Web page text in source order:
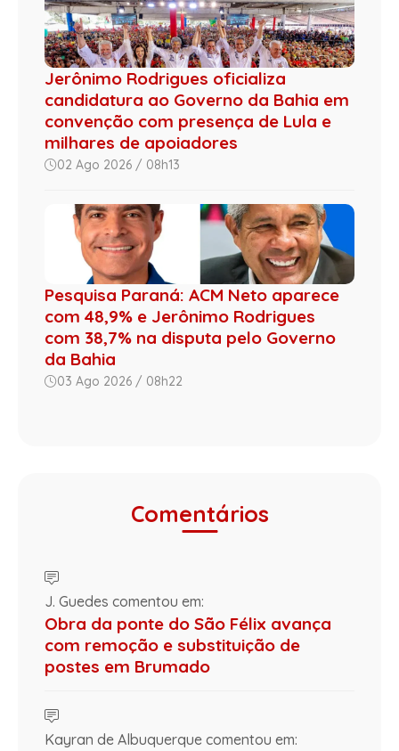
Jerônimo Rodrigues oficializa
candidatura ao Governo da Bahia em
convenção com presença de Lula e
milhares de apoiadores
02 Ago 2026 / 08h13
Pesquisa Paraná: ACM Neto aparece
com 48,9% e Jerônimo Rodrigues
com 38,7% na disputa pelo Governo
da Bahia
03 Ago 2026 / 08h22
Comentários
J. Guedes comentou em:
Obra da ponte do São Félix avança
com remoção e substituição de
postes em Brumado
Kayran de Albuquerque comentou em: